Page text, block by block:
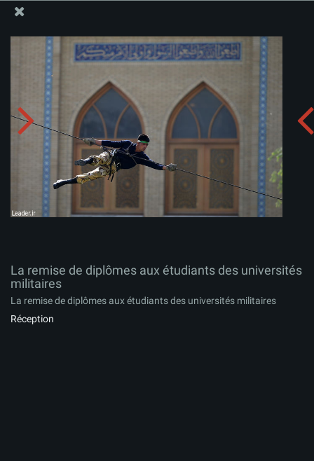
La remise de diplômes aux étudiants des universités
militaires
Télécharger l'album:
La remise de diplômes aux étudiants des universités
militaires
La remise de diplômes aux étudiants des universités militaires
Réception